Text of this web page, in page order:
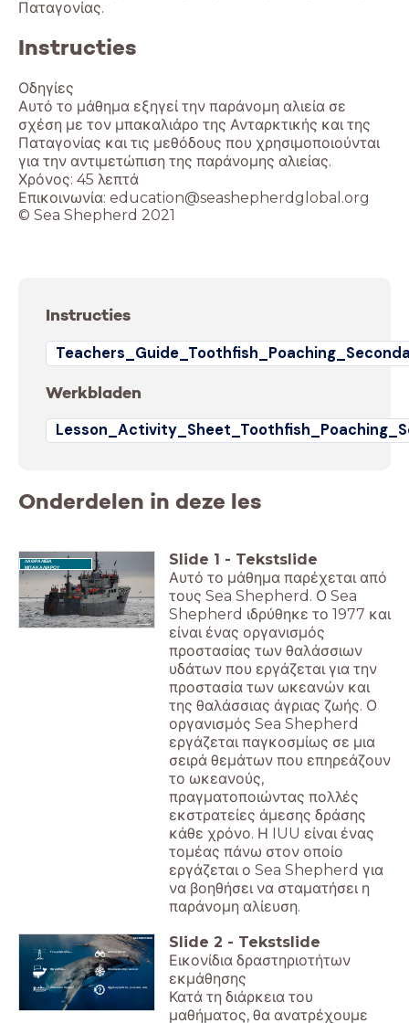
Instructies
Οδηγίες
Αυτό το μάθημα εξηγεί την παράνομη αλιεία σε
σχέση με τον μπακαλιάρο της Ανταρκτικής και της
Παταγονίας και τις μεθόδους που χρησιμοποιούνται
για την αντιμετώπιση της παράνομης αλιείας.
Χρόνος: 45 λεπτά
Επικοινωνία: education@seashepherdglobal.org
© Sea Shepherd 2021
Instructies
Werkbladen
Onderdelen in deze les
ΛΑΘΡΑΛΙΕΙΑ
ΜΠΑΚΑΛΙΑΡΟΥ
Slide 1 - Tekstslide
Αυτό το μάθημα παρέχεται από
τους Sea Shepherd. Ο Sea
Shepherd ιδρύθηκε το 1977 και
είναι ένας οργανισμός
προστασίας των θαλάσσιων
υδάτων που εργάζεται για την
προστασία των ωκεανών και
της θαλάσσιας άγριας ζωής. Ο
οργανισμός Sea Shepherd
εργάζεται παγκοσμίως σε μια
σειρά θεμάτων που επηρεάζουν
το ωκεανούς,
πραγματοποιώντας πολλές
εκστρατείες άμεσης δράσης
κάθε χρόνο. Η IUU είναι ένας
τομέας πάνω στον οποίο
εργάζεται ο Sea Shepherd για
να βοηθήσει να σταματήσει η
παράνομη αλίευση.
Γνωρίζετε ήδη...
Θα μάθετε...
Απαιτείται δράση! Αξιολογήστε τις γνώσεις σας
Κλικάρετε στην εικόνα
Δείτε το βίντεο
Slide 2 - Tekstslide
Εικονίδια δραστηριοτήτων
εκμάθησης
Κατά τη διάρκεια του
μαθήματος, θα ανατρέχουμε